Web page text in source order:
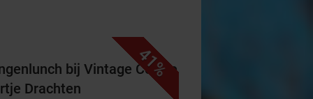
41%
bij Vintage Coffee
Drachten